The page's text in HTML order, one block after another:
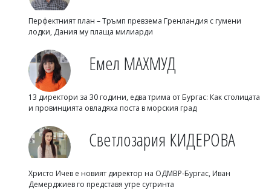
Перфектният план – Тръмп превзема Гренландия с гумени
лодки, Дания му плаща милиарди
Емел МАХМУД
13 директори за 30 години, едва трима от Бургас: Как столицата
и провинцията овладяха поста в морския град
Светлозария КИДЕРОВА
Христо Ичев е новият директор на ОДМВР-Бургас, Иван
Демерджиев го представя утре сутринта